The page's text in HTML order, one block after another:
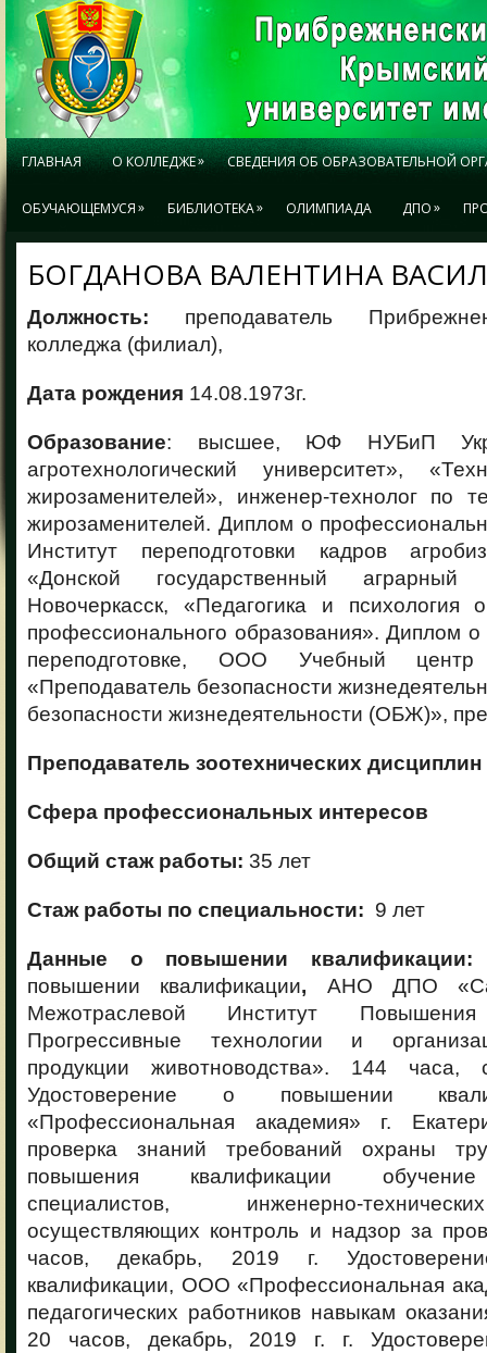
ГЛАВНАЯ О КОЛЛЕДЖЕ» СВЕДЕНИЯ ОБ ОБРАЗОВАТЕЛЬНОЙ
ОБУЧАЮЩЕМУСЯ» БИБЛИОТЕКА» ОЛИМПИАДА ДПО»
БОГДАНОВА ВАЛЕНТИНА
Должность: преподаватель
колледжа (филиал),
Дата рождения 14.08.1973г.
Образование: высшее, ЮФ НУБиП
агротехнологический университет»,
жирозаменителей», инженер-технолог по
жирозаменителей. Диплом о
Институт переподготовки кадров
«Донской государственный аграрный
Новочеркасск, «Педагогика и психология
профессионального образования». Диплом
переподготовке, ООО Учебный центр
«Преподаватель безопасности
безопасности жизнедеятельности (ОБЖ)»,
Преподаватель зоотехнических дисциплин
Сфера профессиональных интересов
Общий стаж работы: 35 лет
Стаж работы по специальности: 9 лет
Данные о повышении
повышении квалификации, АНО ДПО
Межотраслевой Институт Повышения
Прогрессивные технологии и
продукции животноводства». 144 часа,
Удостоверение о повышении
«Профессиональная академия» г.
проверка знаний требований охраны
повышения квалификации обучение
специалистов, инженерно-
осуществляющих контроль и надзор за
часов, декабрь, 2019 г.
квалификации, ООО «Профессиональная
педагогических работников навыкам
20 часов, декабрь, 2019 г. г.